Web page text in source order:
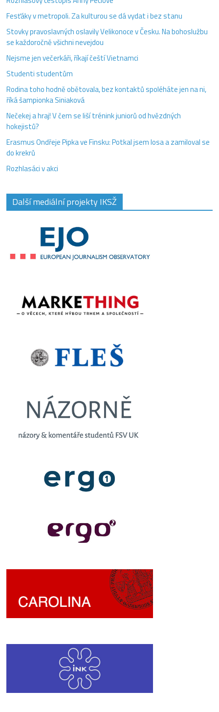
Fesťáky v metropoli. Za kulturou se dá vydat i bez stanu
Stovky pravoslavných oslavily Velikonoce v Česku. Na bohoslužbu
se každoročně všichni nevejdou
Nejsme jen večerkáři, říkají čeští Vietnamci
Studenti studentům
Rodina toho hodně obětovala, bez kontaktů spoléháte jen na ni,
říká šampionka Siniaková
Nečekej a hraj! V čem se liší trénink juniorů od hvězdných
hokejistů?
Erasmus Ondřeje Pipka ve Finsku: Potkal jsem losa a zamiloval se
do krekrů
Rozhlasáci v akci
Další mediální projekty IKSŽ